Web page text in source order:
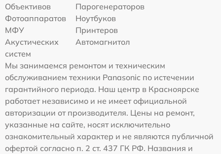
Объективов
Парогенераторов
Фотоаппаратов
Ноутбуков
МФУ
Принтеров
Акустических
систем
Автомагнитол
Мы занимаемся ремонтом и техническим
обслуживанием техники Panasonic по истечении
гарантийного периода. Наш центр в Красноярске
работает независимо и не имеет официальной
авторизации от производителя. Цены на ремонт,
указанные на сайте, носят исключительно
ознакомительный характер и не являются публичной
офертой согласно п. 2 ст. 437 ГК РФ. Названия и